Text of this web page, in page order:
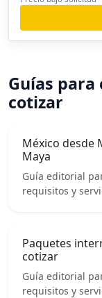
Guías
cotizar
México desde
Maya
Guía editorial
requisitos y
Paquetes
cotizar
Guía editorial
requisitos y